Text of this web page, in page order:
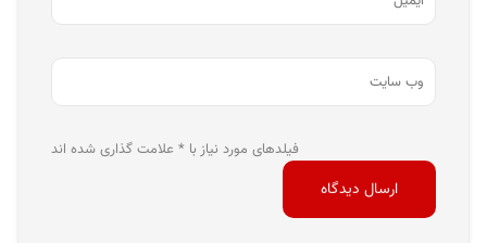
فیلدهای مورد نیاز با * علامت گذاری شده اند